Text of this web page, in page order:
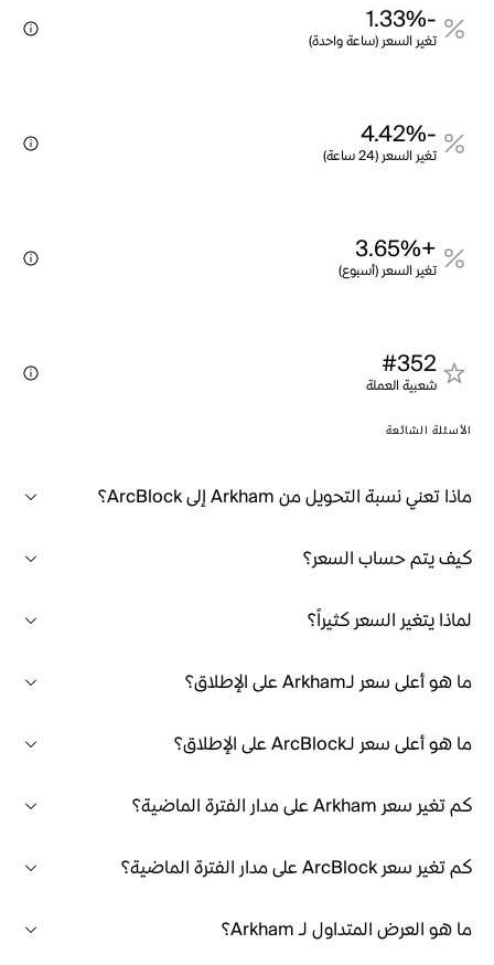
-1.33%
تغير السعر (ساعة واحدة)
-4.42%
تغير السعر (24 ساعة)
+3.65%
تغير السعر (أسبوع)
#352
شعبية العملة
الأسئلة الشائعة
ماذا تعني نسبة التحويل من Arkham إلى ArcBlock؟
كيف يتم حساب السعر؟
لماذا يتغير السعر كثيراً؟
ما هو أعلى سعر لـArkham على الإطلاق؟
ما هو أعلى سعر لـArcBlock على الإطلاق؟
كم تغير سعر Arkham على مدار الفترة الماضية؟
كم تغير سعر ArcBlock على مدار الفترة الماضية؟
ما هو العرض المتداول لـ Arkham؟